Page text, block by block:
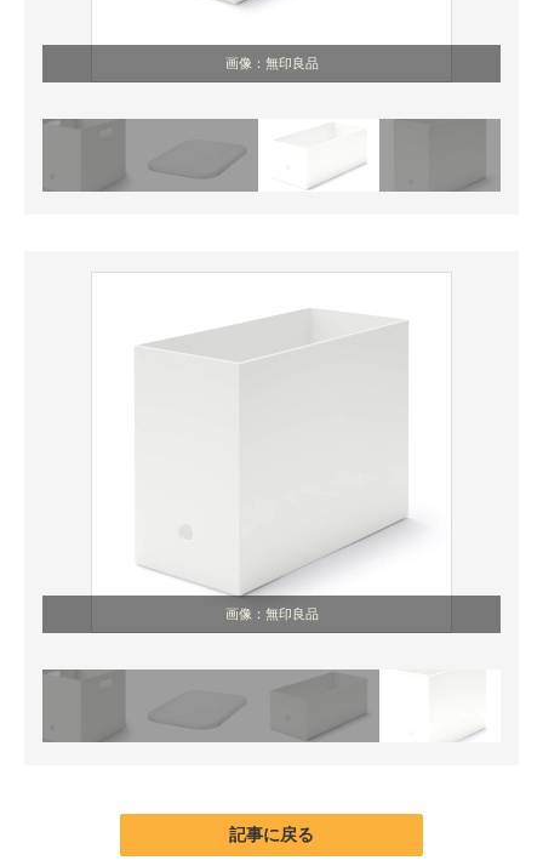
画像：無印良品
画像：無印良品
記事に戻る